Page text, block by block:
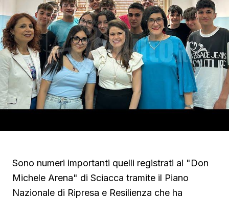
Sono numeri importanti quelli registrati al "Don
Michele Arena" di Sciacca tramite il Piano
Nazionale di Ripresa e Resilienza che ha